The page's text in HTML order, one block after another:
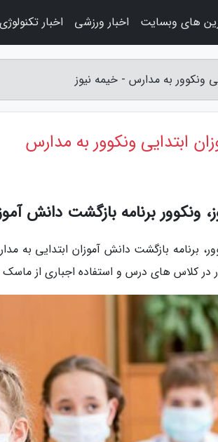
ونکوور به مدارس - خیمه نیوز
ابتدایی ونکوور به مدارس
ونکوور برنامه بازگشت دانش
برنامه بازگشت دانش آموزان ابتدایی به
در کلاس های درس و استفاده اجباری از
های وبسایت اخبار ورزشی اخبار تکنولوژی